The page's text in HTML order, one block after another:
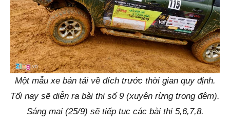
Một mẫu xe bán tải về đích trước thời gian quy định.
Tối nay sẽ diễn ra bài thi số 9 (xuyên rừng trong đêm).
Sáng mai (25/9) sẽ tiếp tục các bài thi 5,6,7,8.